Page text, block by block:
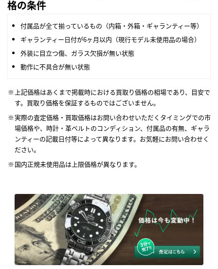
格の条件
付属品が全て揃っているもの（内箱・外箱・ギャランティー等）
ギャランティー日付が6ヶ月以内（現行モデル未使用品の場合）
外装に目立つ傷、ガラス欠損が無い状態
動作に不具合が無い状態
上記価格はあくまで掲載時における買取り価格の相場であり、目安で
す。買取り価格を保証するものではございません。
実際の査定価格・買取価格はお問い合わせいただくタイミングでの市
場価格や、時計・革ベルトのコンディション、付属品の有無、ギャラ
ンティーの記載日付等によって異なります。お気軽にお問い合わせく
ださい。
国内正規未使用品は上限価格が異なります。